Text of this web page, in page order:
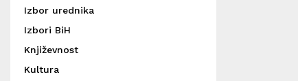
Izbor urednika
Izbori BiH
Književnost
Kultura